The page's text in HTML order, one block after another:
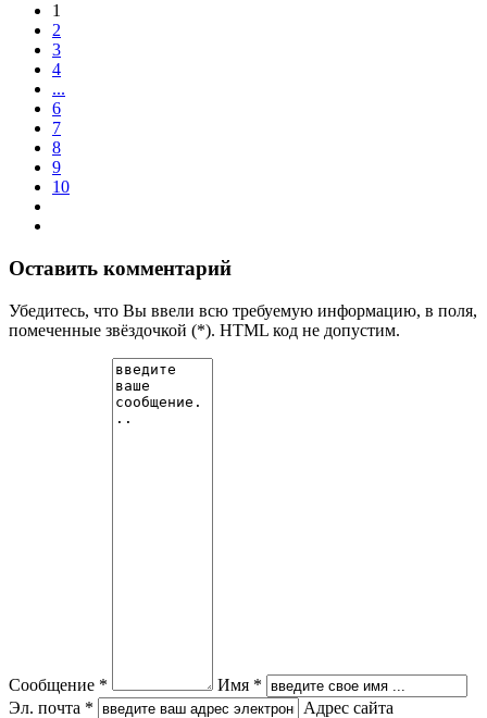
1
2
3
4
...
6
7
8
9
10
Оставить комментарий
Убедитесь, что Вы ввели всю требуемую информацию, в поля,
помеченные звёздочкой (*). HTML код не допустим.
Сообщение *
Имя *
Эл. почта *
Адрес сайта